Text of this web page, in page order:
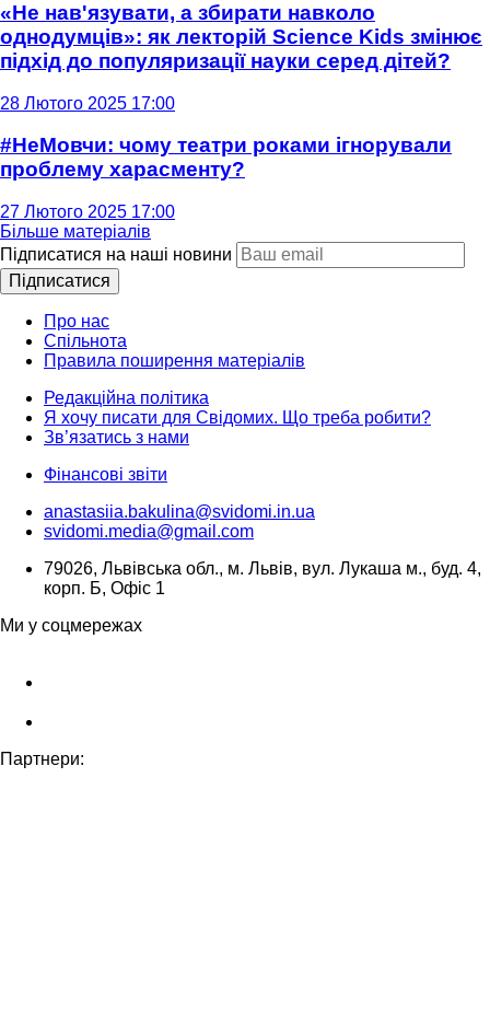
«Не нав'язувати, а збирати навколо
однодумців»: як лекторій Science Kids змінює
підхід до популяризації науки серед дітей?
28 Лютого 2025 17:00
#НеМовчи: чому театри роками ігнорували
проблему харасменту?
27 Лютого 2025 17:00
Більше матеріалів
Підписатися на наші новини
Підписатися
Про нас
Спільнота
Правила поширення матеріалів
Редакційна політика
Я хочу писати для Свідомих. Що треба робити?
Зв’язатись з нами
Фінансові звіти
anastasiia.bakulina@svidomi.in.ua
svidomi.media@gmail.com
79026, Львівська обл., м. Львів, вул. Лукаша м., буд. 4,
корп. Б, Офіс 1
Ми у соцмережах
Партнери: